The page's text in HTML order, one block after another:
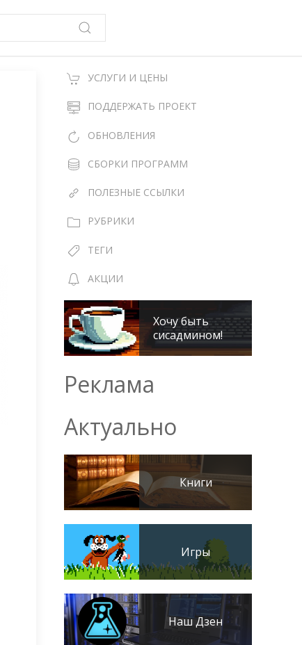
УСЛУГИ И ЦЕНЫ
ПОДДЕРЖАТЬ ПРОЕКТ
ОБНОВЛЕНИЯ
СБОРКИ ПРОГРАММ
ПОЛЕЗНЫЕ ССЫЛКИ
РУБРИКИ
ТЕГИ
АКЦИИ
Хочу быть
сисадмином!
Реклама
Актуально
Книги
Игры
Наш Дзен